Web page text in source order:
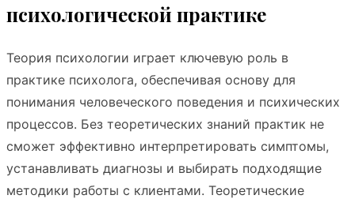
психологической практике
Теория психологии играет ключевую роль в
практике психолога, обеспечивая основу для
понимания человеческого поведения и психических
процессов. Без теоретических знаний практик не
сможет эффективно интерпретировать симптомы,
устанавливать диагнозы и выбирать подходящие
методики работы с клиентами. Теоретические